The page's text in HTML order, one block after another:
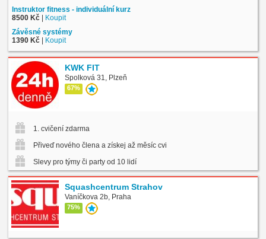
Instruktor fitness - individuální kurz
8500 Kč | Koupit
Závěsné systémy
1390 Kč | Koupit
KWK FIT
Spolková 31, Plzeň
67%
1. cvičení zdarma
Přiveď nového člena a získej až měsíc cvičení zdarma
Slevy pro týmy či party od 10 lidí
Squashcentrum Strahov
Vaníčkova 2b, Praha
75%